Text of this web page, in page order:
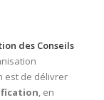
des Conseils
est de délivrer
, en